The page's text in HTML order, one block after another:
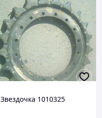
Звездочка 1010325